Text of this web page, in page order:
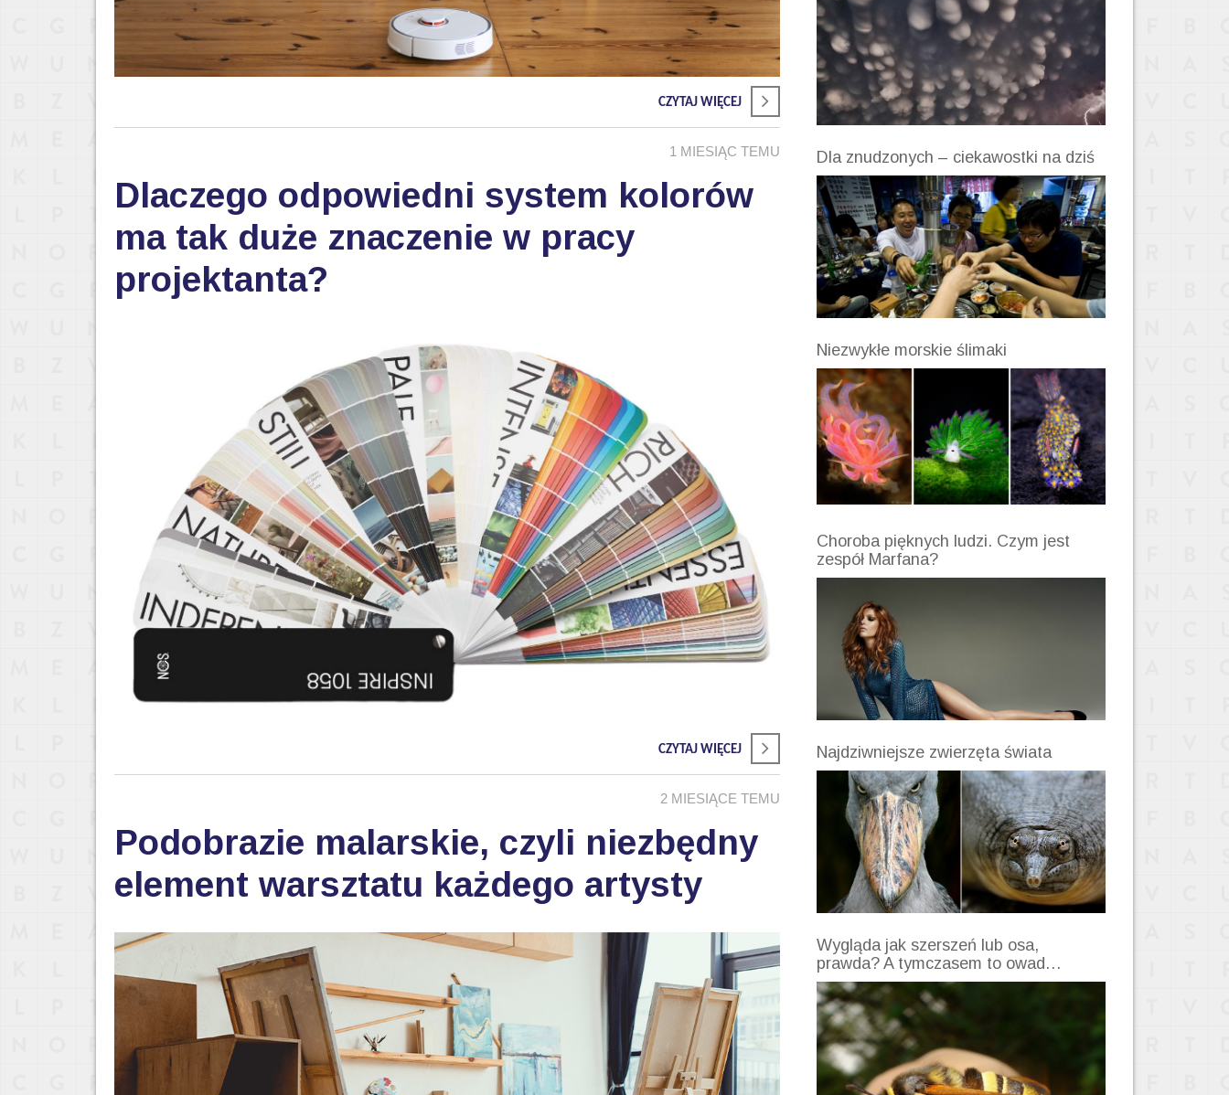
CZYTAJ WIĘCEJ
1 MIESIĄC TEMU
Dlaczego odpowiedni system kolorów
ma tak duże znaczenie w pracy
projektanta?
CZYTAJ WIĘCEJ
2 MIESIĄCE TEMU
Podobrazie malarskie, czyli niezbędny
element warsztatu każdego artysty
Dla znudzonych – ciekawostki na dziś
Niezwykłe morskie ślimaki
Choroba pięknych ludzi. Czym jest
zespół Marfana?
Najdziwniejsze zwierzęta świata
Wygląda jak szerszeń lub osa,
prawda? A tymczasem to owad…